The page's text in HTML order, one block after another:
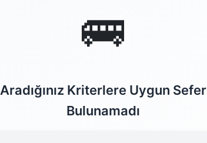
🚌
Aradığınız Kriterlere Uygun Sefer
Bulunamadı